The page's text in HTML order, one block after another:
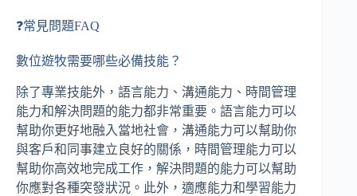
❓常見問題FAQ
數位遊牧需要哪些必備技能？
除了專業技能外，語言能力、溝通能力、時間管理
能力和解決問題的能力都非常重要。語言能力可以
幫助你更好地融入當地社會，溝通能力可以幫助你
與客戶和同事建立良好的關係，時間管理能力可以
幫助你高效地完成工作，解決問題的能力可以幫助
你應對各種突發狀況。此外，適應能力和學習能力